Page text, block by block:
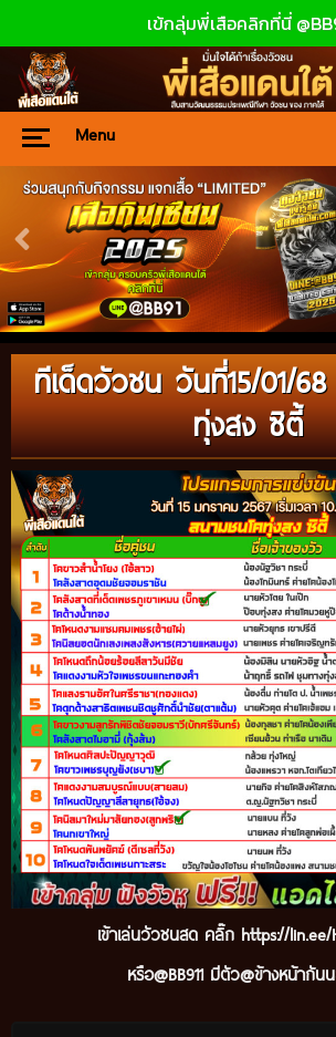
เข้กลุ่มพี่เสือคลิกที่นี่
Menu
ทีเด็ดวัวชน วันที่15/01/
ทุ่งสง ซิตี้
เข้าเล่นวัวชนสด คลิ๊ก https://
หรือ@BB911 มีตัว@ข้างหน้ากัน